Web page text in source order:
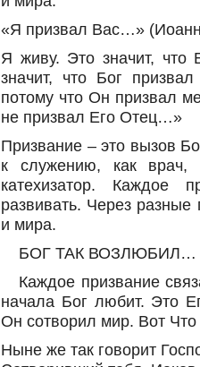
«Я призвал Вас…»
Я живу. Это значит,
значит, что Бог
потому что Он призвал
не призвал Его Отец…»
Призвание – это вызов
к служению, как врач,
катехизатор. Каждое
развивать. Через разные
и мира.
БОГ ТАК ВОЗЛЮБИЛ…
Каждое призвание
начала Бог любит. Это
Он сотворил мир. Вот
Ныне же так говорит